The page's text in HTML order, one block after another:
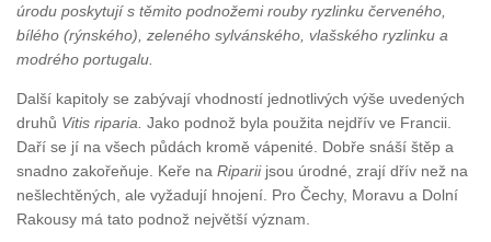
úrodu poskytují s těmito podnožemi rouby ryzlinku červeného,
bílého (rýnského), zeleného sylvánského, vlašského ryzlinku a
modrého portugalu.
Další kapitoly se zabývají vhodností jednotlivých výše uvedených
druhů Vitis riparia. Jako podnož byla použita nejdřív ve Francii.
Daří se jí na všech půdách kromě vápenité. Dobře snáší štěp a
snadno zakořeňuje. Keře na Ripariijsou úrodné, zrají dřív než na
nešlechtěných, ale vyžadují hnojení. Pro Čechy, Moravu a Dolní
Rakousy má tato podnož největší význam.